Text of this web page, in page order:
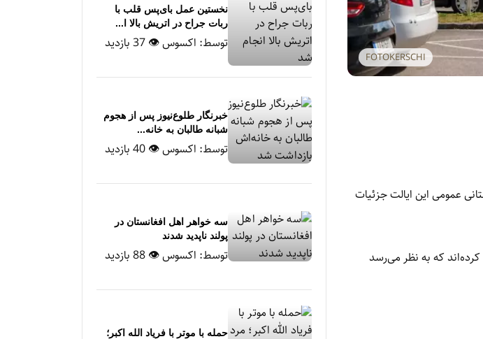
FOTOKERSCHI
عمومی این ایالت جزئيات
پیدا کرده‌اند که به نظر می‌رسد
نخستین عمل بای‌پس قلب با
ربات جراح در اتریش بالا ا...
توسط: اکسوس👁 37 بازدید
خبرنگار طلوع‌نیوز پس از هجوم
شبانه طالبان به خانه‌...
توسط: اکسوس👁 40 بازدید
سه خواهر اهل افغانستان در
پولند ناپدید شدند
توسط: اکسوس👁 88 بازدید
حمله با موتر با فریاد الله اکبر؛